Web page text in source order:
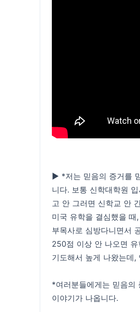
▶ *저는 믿음의 증거를
니다. 보통 신학대학원
고 안 그러면 신학교 안
미국 유학을 결심했을
부목사로 심방다니면서
250점 이상 안 나오면
기도해서 높게 나왔는데
*여러분들에게는 믿음의
이야기가 나옵니다.